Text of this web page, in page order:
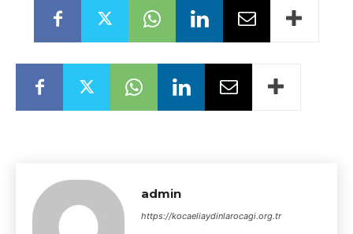
admin
https://kocaeliaydinlarocagi.org.tr